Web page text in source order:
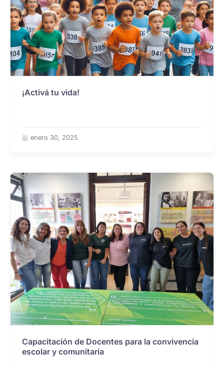
¡Activá tu vida!
enero 30, 2025
Capacitación de Docentes para la convivencia
escolar y comunitaria